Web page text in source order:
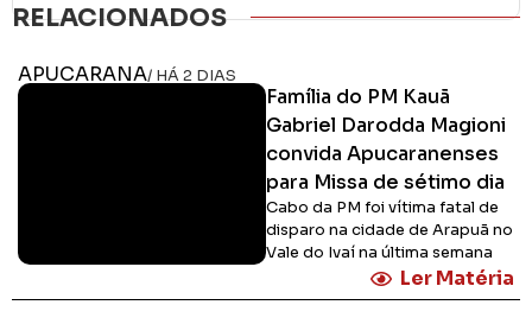
RELACIONADOS
APUCARANA/ HÁ 2 DIAS
Família do PM Kauã
Gabriel Darodda Magioni
convida Apucaranenses
para Missa de sétimo dia
Cabo da PM foi vítima fatal de
disparo na cidade de Arapuã no
Vale do Ivaí na última semana
Ler Matéria